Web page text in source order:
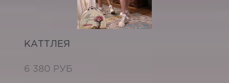
КАТТЛЕЯ
6 380 РУБ